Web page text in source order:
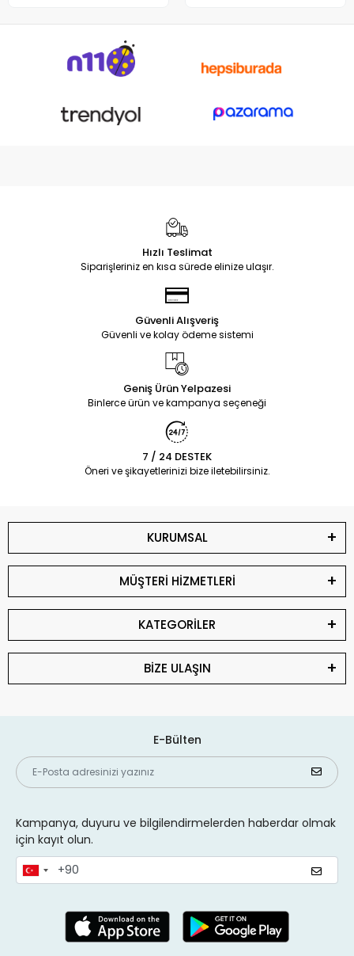
Hızlı Teslimat
Siparişleriniz en kısa sürede elinize ulaşır.
Güvenli Alışveriş
Güvenli ve kolay ödeme sistemi
Geniş Ürün Yelpazesi
Binlerce ürün ve kampanya seçeneği
7 / 24 DESTEK
Öneri ve şikayetlerinizi bize iletebilirsiniz.
KURUMSAL
MÜŞTERİ HİZMETLERİ
KATEGORİLER
BİZE ULAŞIN
E-Bülten
Kampanya, duyuru ve bilgilendirmelerden haberdar olmak
için kayıt olun.